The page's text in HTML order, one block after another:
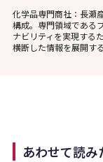
化学品専門商社：長瀬
構成。専門領域である
ナビリティを実現する
横断した情報を展開する
あわせて読み